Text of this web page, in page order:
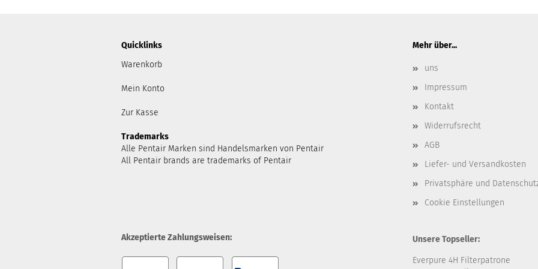
Quicklinks
Warenkorb
Mein Konto
Zur Kasse
Trademarks
Alle Pentair Marken sind Handelsmarken von Pentair
All Pentair brands are trademarks of Pentair
Mehr über...
uns
Impressum
Kontakt
Widerrufsrecht
AGB
Liefer- und Versandkosten
Privatsphäre und
Cookie Einstellungen
Akzeptierte Zahlungsweisen: Unsere Topseller:
Everpure 4H Filterpatrone